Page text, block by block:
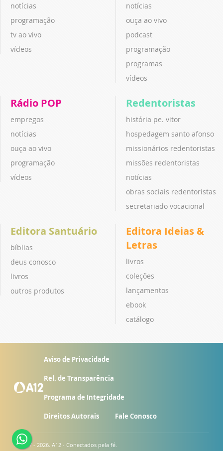
notícias
programação
tv ao vivo
vídeos
notícias
ouça ao vivo
podcast
programação
programas
vídeos
Rádio POP
empregos
notícias
ouça ao vivo
programação
vídeos
Redentoristas
história pe. vitor
hospedagem santo afonso
missionários redentoristas
missões redentoristas
notícias
obras sociais redentoristas
secretariado vocacional
Editora Santuário
bíblias
deus conosco
livros
outros produtos
Editora Ideias &
Letras
livros
coleções
lançamentos
ebook
catálogo
Aviso de Privacidade
Rel. de Transparência
Programa de Integridade
Direitos Autorais Fale Conosco
© 2007 - 2026. A12 - Conectados pela fé.